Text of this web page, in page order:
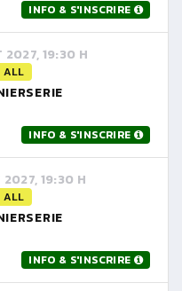
INFO & S'INSCRIRE
19:30 H
ALL
INFO & S'INSCRIRE
19:30 H
ALL
INFO & S'INSCRIRE